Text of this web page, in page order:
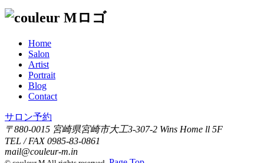
Home
Salon
Artist
Portrait
Blog
Contact
サロン予約
〒880-0015 宮崎県宮崎市大工3-307-2 Wins Home ll 5F
TEL / FAX 0985-83-0861
mail@couleur-m.in